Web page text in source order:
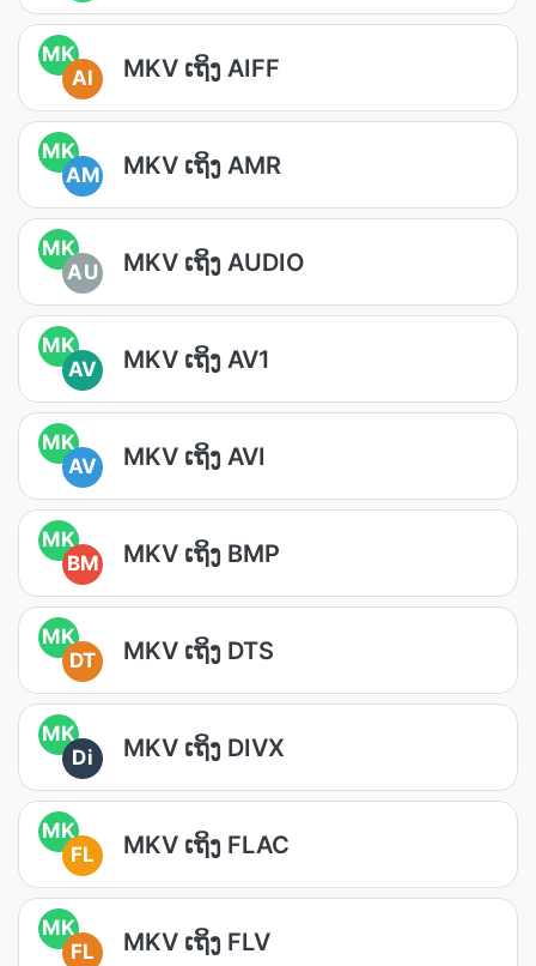
MK
AI
MKV ເຖິງ AIFF
MK
AM
MKV ເຖິງ AMR
MK
AU
MKV ເຖິງ AUDIO
MK
AV
MKV ເຖິງ AV1
MK
AV
MKV ເຖິງ AVI
MK
BM
MKV ເຖິງ BMP
MK
DT
MKV ເຖິງ DTS
MK
Di
MKV ເຖິງ DIVX
MK
FL
MKV ເຖິງ FLAC
MK
FL
MKV ເຖິງ FLV